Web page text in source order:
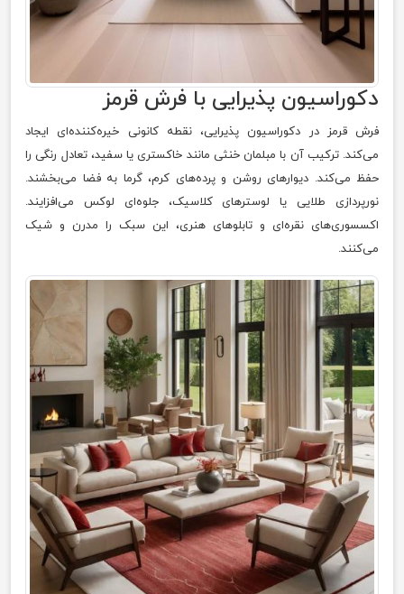
دکوراسیون پذیرایی با فرش قرمز
فرش قرمز در دکوراسیون پذیرایی، نقطه کانونی خیره‌کننده‌ای ایجاد
می‌کند. ترکیب آن با مبلمان خنثی مانند خاکستری یا سفید، تعادل رنگی را
حفظ می‌کند. دیوارهای روشن و پرده‌های کرم، گرما به فضا می‌بخشند.
نورپردازی طلایی یا لوسترهای کلاسیک، جلوه‌ای لوکس می‌افزایند.
اکسسوری‌های نقره‌ای و تابلوهای هنری، این سبک را مدرن و شیک
می‌کنند.